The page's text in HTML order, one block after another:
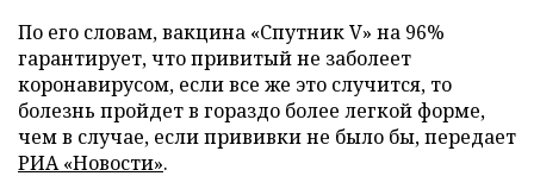
По его словам, вакцина «Спутник V» на 96%
гарантирует, что привитый не заболеет
коронавирусом, если все же это случится, то
болезнь пройдет в гораздо более легкой форме,
чем в случае, если прививки не было бы, передает
РИА «Новости».